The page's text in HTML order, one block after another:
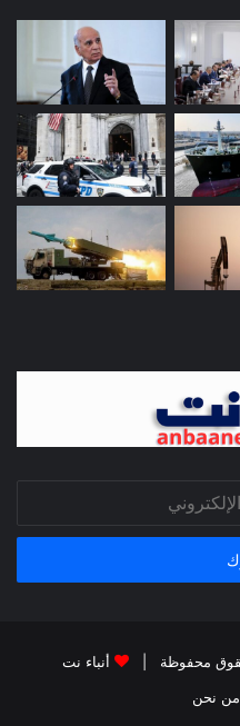
أنباء نت
من نحن